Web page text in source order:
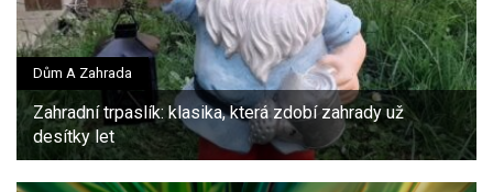
Dům A Zahrada
Zahradní trpaslík: klasika, která zdobí zahrady už
desítky let